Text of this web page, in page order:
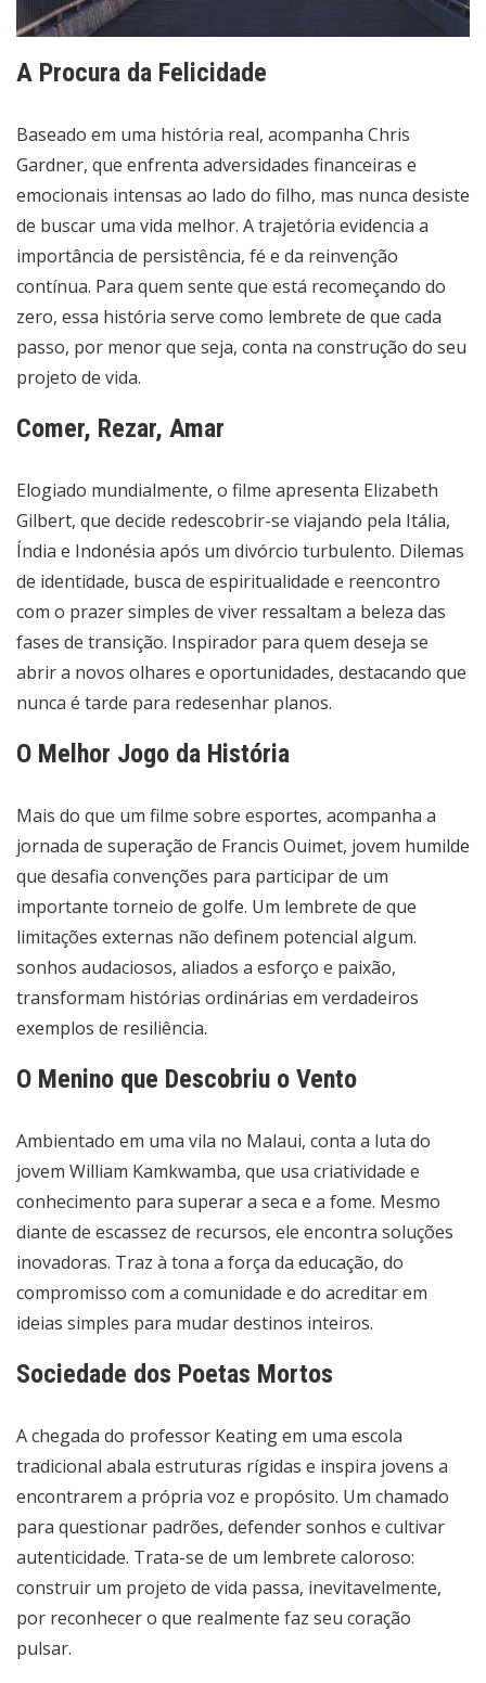
A Procura da Felicidade
Baseado em uma história real, acompanha Chris
Gardner, que enfrenta adversidades financeiras e
emocionais intensas ao lado do filho, mas nunca desiste
de buscar uma vida melhor. A trajetória evidencia a
importância de persistência, fé e da reinvenção
contínua. Para quem sente que está recomeçando do
zero, essa história serve como lembrete de que cada
passo, por menor que seja, conta na construção do seu
projeto de vida.
Comer, Rezar, Amar
Elogiado mundialmente, o filme apresenta Elizabeth
Gilbert, que decide redescobrir-se viajando pela Itália,
Índia e Indonésia após um divórcio turbulento. Dilemas
de identidade, busca de espiritualidade e reencontro
com o prazer simples de viver ressaltam a beleza das
fases de transição. Inspirador para quem deseja se
abrir a novos olhares e oportunidades, destacando que
nunca é tarde para redesenhar planos.
O Melhor Jogo da História
Mais do que um filme sobre esportes, acompanha a
jornada de superação de Francis Ouimet, jovem humilde
que desafia convenções para participar de um
importante torneio de golfe. Um lembrete de que
limitações externas não definem potencial algum.
sonhos audaciosos, aliados a esforço e paixão,
transformam histórias ordinárias em verdadeiros
exemplos de resiliência.
O Menino que Descobriu o Vento
Ambientado em uma vila no Malaui, conta a luta do
jovem William Kamkwamba, que usa criatividade e
conhecimento para superar a seca e a fome. Mesmo
diante de escassez de recursos, ele encontra soluções
inovadoras. Traz à tona a força da educação, do
compromisso com a comunidade e do acreditar em
ideias simples para mudar destinos inteiros.
Sociedade dos Poetas Mortos
A chegada do professor Keating em uma escola
tradicional abala estruturas rígidas e inspira jovens a
encontrarem a própria voz e propósito. Um chamado
para questionar padrões, defender sonhos e cultivar
autenticidade. Trata-se de um lembrete caloroso:
construir um projeto de vida passa, inevitavelmente,
por reconhecer o que realmente faz seu coração
pulsar.